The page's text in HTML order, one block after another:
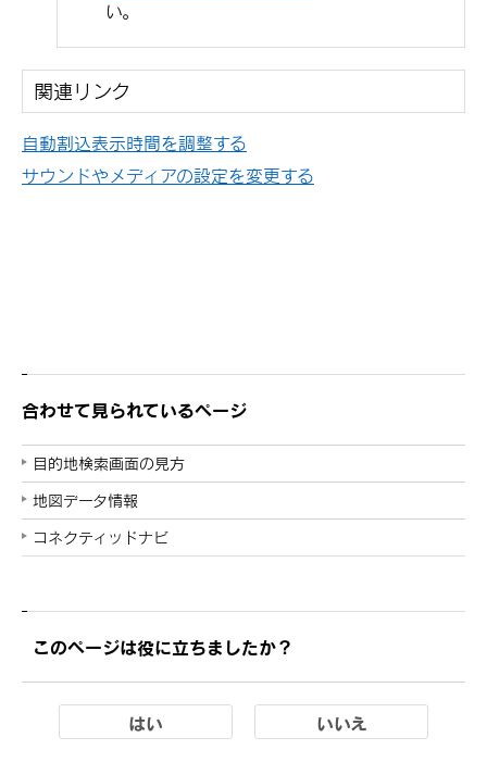
い。
関連リンク
自動割込表示時間を調整する
サウンドやメディアの設定を変更する
合わせて見られているページ
目的地検索画面の見方
地図データ情報
コネクティッドナビ
このページは役に立ちましたか？
はい いいえ